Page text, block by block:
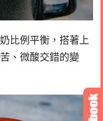
比例平衡，搭著上
、微酸交錯的變